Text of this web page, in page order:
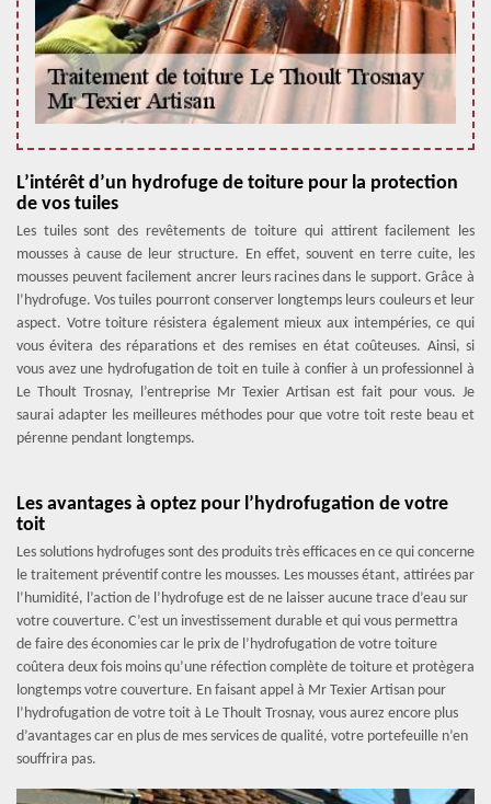
L’intérêt d’un hydrofuge de toiture pour la protection
de vos tuiles
Les tuiles sont des revêtements de toiture qui attirent facilement les
mousses à cause de leur structure. En effet, souvent en terre cuite, les
mousses peuvent facilement ancrer leurs racines dans le support. Grâce à
l’hydrofuge. Vos tuiles pourront conserver longtemps leurs couleurs et leur
aspect. Votre toiture résistera également mieux aux intempéries, ce qui
vous évitera des réparations et des remises en état coûteuses. Ainsi, si
vous avez une hydrofugation de toit en tuile à confier à un professionnel à
Le Thoult Trosnay, l’entreprise Mr Texier Artisan est fait pour vous. Je
saurai adapter les meilleures méthodes pour que votre toit reste beau et
pérenne pendant longtemps.
Les avantages à optez pour l’hydrofugation de votre
toit
Les solutions hydrofuges sont des produits très efficaces en ce qui concerne
le traitement préventif contre les mousses. Les mousses étant, attirées par
l’humidité, l’action de l’hydrofuge est de ne laisser aucune trace d’eau sur
votre couverture. C’est un investissement durable et qui vous permettra
de faire des économies car le prix de l’hydrofugation de votre toiture
coûtera deux fois moins qu’une réfection complète de toiture et protègera
longtemps votre couverture. En faisant appel à Mr Texier Artisan pour
l’hydrofugation de votre toit à Le Thoult Trosnay, vous aurez encore plus
d’avantages car en plus de mes services de qualité, votre portefeuille n’en
souffrira pas.